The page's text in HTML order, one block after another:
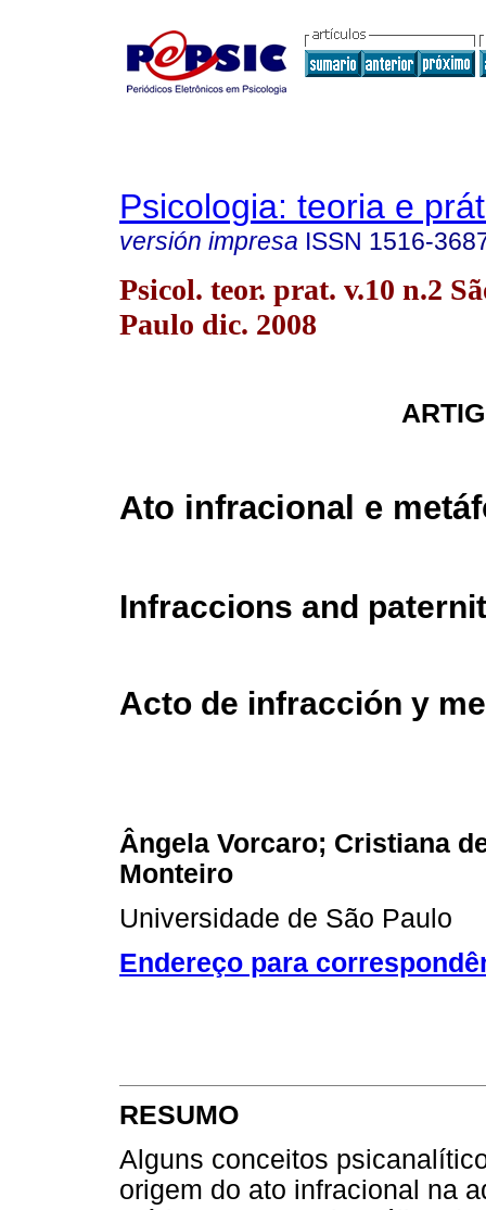
Psicologia: teoria e
versión impresa ISSN 1516-
Psicol. teor. prat. v.10 n.2
Paulo dic. 2008
Ato infracional e
Infraccions and
Acto de infracción y
Ângela Vorcaro; Cristiana
Monteiro
Universidade de São Paulo
Endereço para
RESUMO
Alguns conceitos
origem do ato infracional na